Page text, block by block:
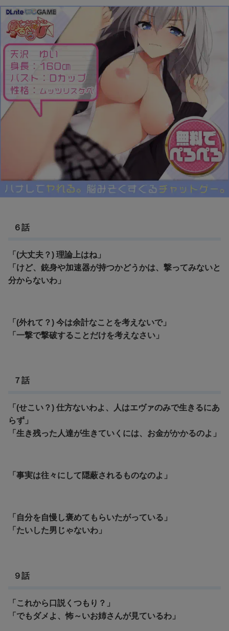
６話
「(大丈夫？) 理論上はね」
「けど、銃身や加速器が持つかどうかは、撃ってみないと
分からないわ」
「(外れて？) 今は余計なことを考えないで」
「一撃で撃破することだけを考えなさい」
７話
「(せこい？) 仕方ないわよ、人はエヴァのみで生きるにあ
らず」
「 生き残った人達が生きていくには、お金がかかるのよ」
「事実は往々にして隠蔽されるものなのよ」
「自分を自慢し褒めてもらいたがっている」
「たいした男じゃないわ」
９話
「これから口説くつもり？」
「でもダメよ、怖～いお姉さんが見ているわ」